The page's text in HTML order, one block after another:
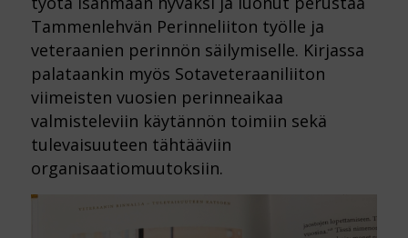
Tammenlehvän Perinneliiton työlle ja
veteraanien perinnön säilymiselle. Kirjassa
palataankin myös Sotaveteraaniliiton
viimeisten vuosien perinneaikaa
valmisteleviin käytännön toimiin sekä
tulevaisuuteen tähtääviin
organisaatiomuutoksiin.